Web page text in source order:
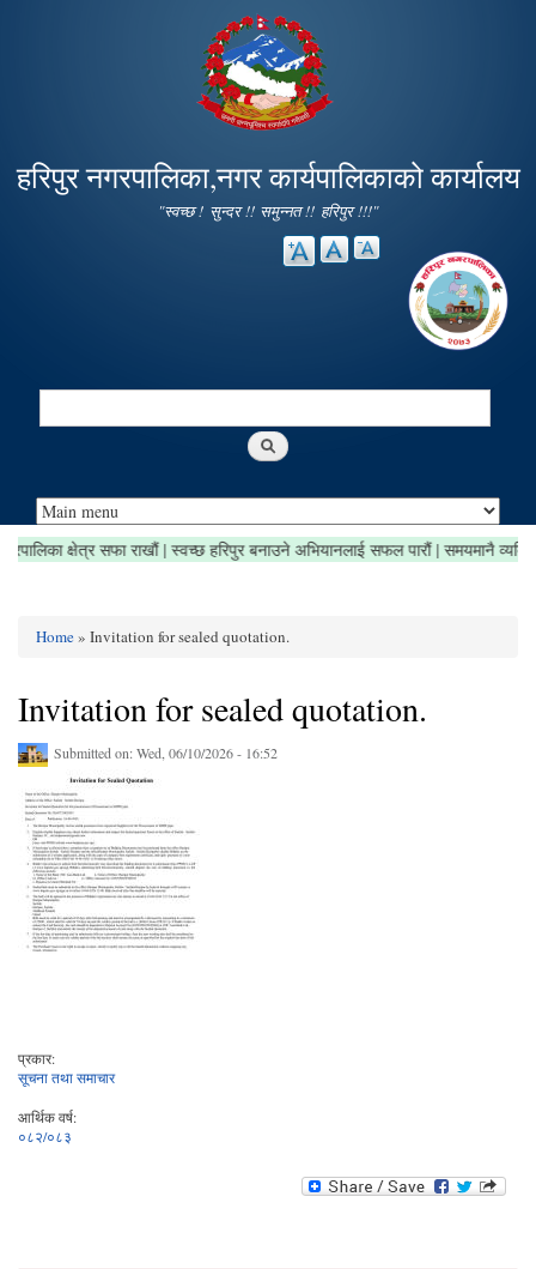
main
content
हरिपुर नगरपालिका,नगर कार्यपालिकाको कार्यालय
"स्वच्छ ! सुन्दर !! समुन्नत !! हरिपुर !!!"
Search
| नगरपालिका क्षेत्र सफा राखौं | स्वच्छ हरिपुर बनाउने अभियानलाई सफल पारौं | समयमानै
Home» Invitation for sealed quotation.
Invitation for sealed quotation.
Submitted on:Wed, 06/10/2026 - 16:52
प्रकार:
सूचना तथा समाचार
आर्थिक वर्ष:
०८२/०८३